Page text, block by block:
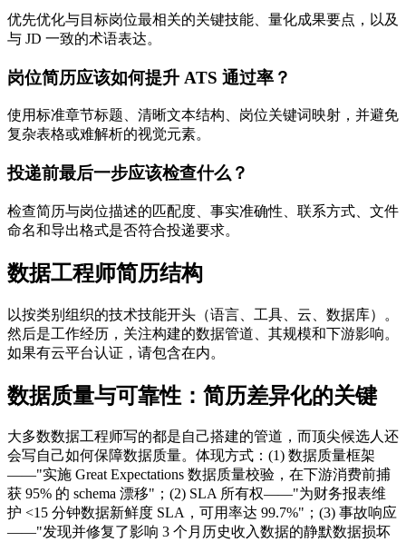
优先优化与目标岗位最相关的关键技能、量化成果要点，以及
与 JD 一致的术语表达。
岗位简历应该如何提升 ATS 通过率？
使用标准章节标题、清晰文本结构、岗位关键词映射，并避免
复杂表格或难解析的视觉元素。
投递前最后一步应该检查什么？
检查简历与岗位描述的匹配度、事实准确性、联系方式、文件
命名和导出格式是否符合投递要求。
数据工程师简历结构
以按类别组织的技术技能开头（语言、工具、云、数据库）。
然后是工作经历，关注构建的数据管道、其规模和下游影响。
如果有云平台认证，请包含在内。
数据质量与可靠性：简历差异化的关键
大多数数据工程师写的都是自己搭建的管道，而顶尖候选人还
会写自己如何保障数据质量。体现方式：(1) 数据质量框架
——"实施 Great Expectations 数据质量校验，在下游消费前捕
获 95% 的 schema 漂移"；(2) SLA 所有权——"为财务报表维
护 <15 分钟数据新鲜度 SLA，可用率达 99.7%"；(3) 事故响应
——"发现并修复了影响 3 个月历史收入数据的静默数据损坏